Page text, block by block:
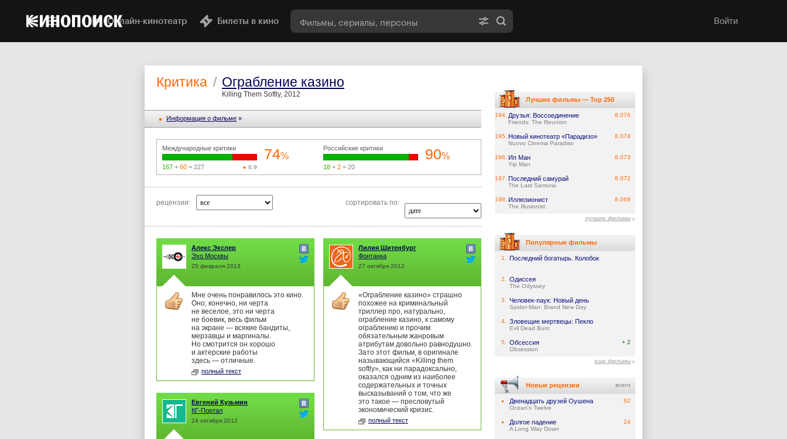
Онлайн-кинотеатр Билеты в кино Войти
Критика / Ограбление казино
Killing Them Softly, 2012
Информация o фильме »
Международные критики 74%
167 + 60 = 227 6.9
Российские критики 90%
18 + 2 = 20
рецензии: сортировать по:
Алекс Экслер
Эхо Москвы
25 февраля 2013
Мне очень понравилось это кино.
Оно, конечно, ни черта
не веселое, это ни черта
не боевик, весь фильм
на экране — всякие бандиты,
мерзавцы и маргиналы.
Но смотрится он хорошо
и актерские работы
здесь — отличные.
полный текст
Лилия Шитенбург
Фонтанка
27 октября 2012
«Ограбление казино» страшно
похожее на криминальный
триллер про, натурально,
ограбление казино, к самому
ограблению и прочим
обязательным жанровым
атрибутам довольно равнодушно.
Зато этот фильм, в оригинале
называющийся «Killing them
softly», как ни парадоксально,
оказался одним из наиболее
содержательных и точных
высказываний о том, что же
это такое — пресловутый
экономический кризис.
полный текст
Евгений Кузьмин
КГ-Портал
24 октября 2012
Лучшие фильмы — Top 250
194. Друзья: Воссоединение
Friends: The Reunion
8.076
195. Новый кинотеатр «Парадизо»
Nuovo Cinema Paradiso
8.074
196. Ип Ман
Yip Man
8.073
197. Последний самурай
The Last Samurai
8.072
198. Иллюзионист
The Illusionist
8.068
лучшие фильмы
Популярные фильмы
1. Последний богатырь. Колобок
2. Одиссея
The Odyssey
3. Человек-паук: Новый день
Spider-Man: Brand New Day
4. Зловещие мертвецы: Пекло
Evil Dead Burn
5. Обсессия
Obsession
+ 2
еще фильмы
Новые рецензии всего
Двенадцать друзей Оушена
Ocean's Twelve
62
Долгое падение
A Long Way Down
24